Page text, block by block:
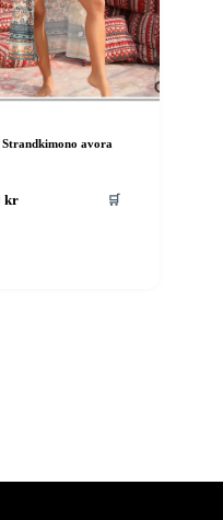
Strandkimono avora
kr 🛒